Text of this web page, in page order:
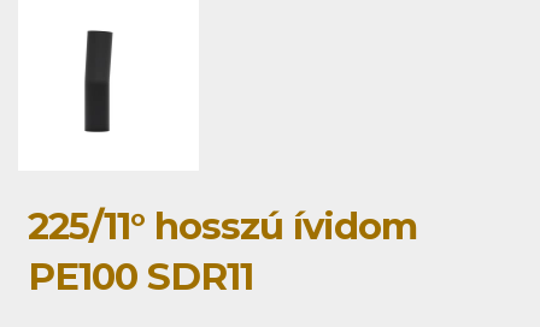
225/11° hosszú ívidom
PE100 SDR11